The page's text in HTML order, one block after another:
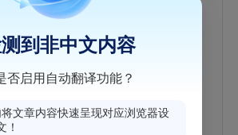
2021〕30号）有关规定编制。报告
主动公开政府信息情况”“收到和处
请情况”“政府信息公开行政复议、
在的主要问题及改进情况”“其他需
部分组成。本报告中所列数据的
到非中文内容
否启用自动翻译功能？
文章内容快速呈现对应浏览器设
！